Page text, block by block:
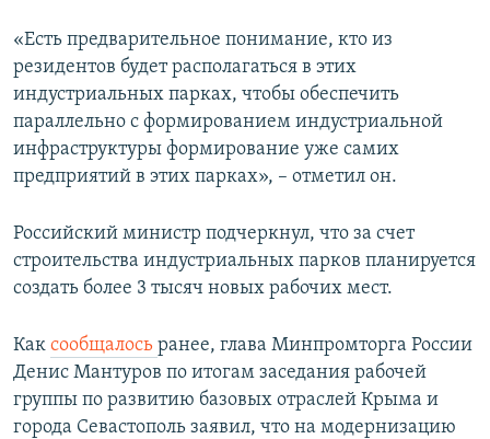
«Есть предварительное понимание, кто из
резидентов будет располагаться в этих
индустриальных парках, чтобы обеспечить
параллельно с формированием индустриальной
инфраструктуры формирование уже самих
предприятий в этих парках», – отметил он.
Российский министр подчеркнул, что за счет
строительства индустриальных парков планируется
создать более 3 тысяч новых рабочих мест.
Как сообщалось ранее, глава Минпромторга России
Денис Мантуров по итогам заседания рабочей
группы по развитию базовых отраслей Крыма и
города Севастополь заявил, что на модернизацию